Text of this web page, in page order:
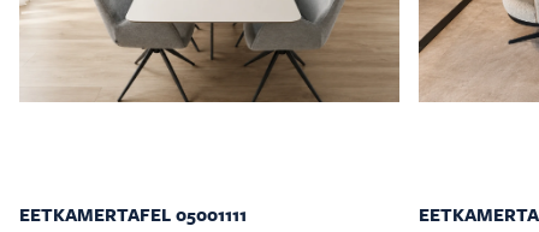
EETKAMERTAFEL 05001111